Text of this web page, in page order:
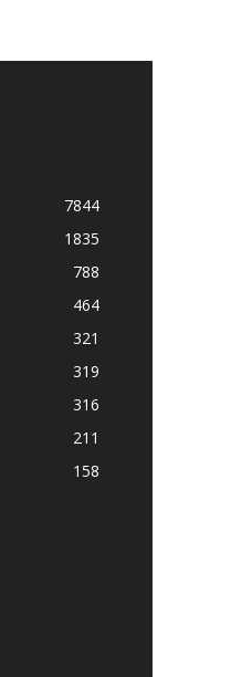
7844
1835
788
464
321
319
316
211
158